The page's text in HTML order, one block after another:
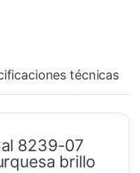
técnicas
8239-07
brillo